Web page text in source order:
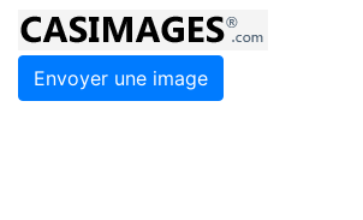
Envoyer une image